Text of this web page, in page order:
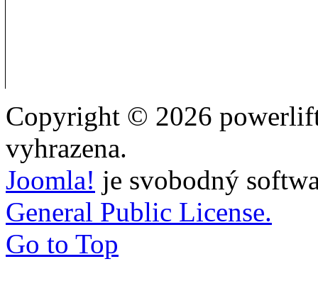
Copyright © 2026
vyhrazena.
Joomla! je svobodný
General Public License.
Go to Top